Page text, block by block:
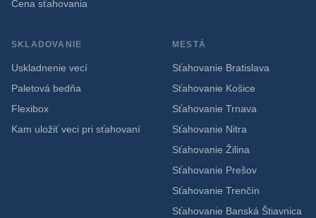
Cena sťahovania
SKLADOVANIE
Uskladnenie vecí
Paletová bedňa
Flexibox
Kam uložiť veci pri sťahovaní
MESTÁ
Sťahovanie Bratislava
Sťahovanie Košice
Sťahovanie Trnava
Sťahovanie Nitra
Sťahovanie Žilina
Sťahovanie Prešov
Sťahovanie Trenčín
Sťahovanie Banská Štiavnica